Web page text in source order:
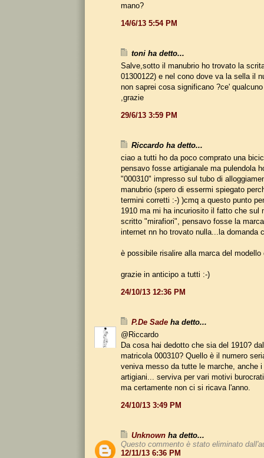
mano?
14/6/13 5:54 PM
toni ha detto...
Salve,sotto il manubrio ho trovato la
01300122) e nel cono dove va la sella il
non saprei cosa significano ?ce'
,grazie
29/6/13 3:59 PM
Riccardo ha detto...
ciao a tutti ho da poco comprato una
pensavo fosse artigianale ma pulendola
"000310" impresso sul tubo di
manubrio (spero di essermi spiegato
termini corretti :-) )cmq a questo punto
1910 ma mi ha incuriosito il fatto che sul
scritto "mirafiori", pensavo fosse la
internet nn ho trovato nulla...la domanda
è possibile risalire alla marca del modello
grazie in anticipo a tutti :-)
24/10/13 12:36 PM
P.De Sade ha detto...
@Riccardo
Da cosa hai dedotto che sia del 1910?
matricola 000310? Quello è il numero
veniva messo da tutte le marche, anche
artigiani... serviva per vari motivi
ma certamente non ci si ricava l'anno.
24/10/13 3:49 PM
Unknown ha detto...
Questo commento è stato eliminato
12/11/13 6:36 PM